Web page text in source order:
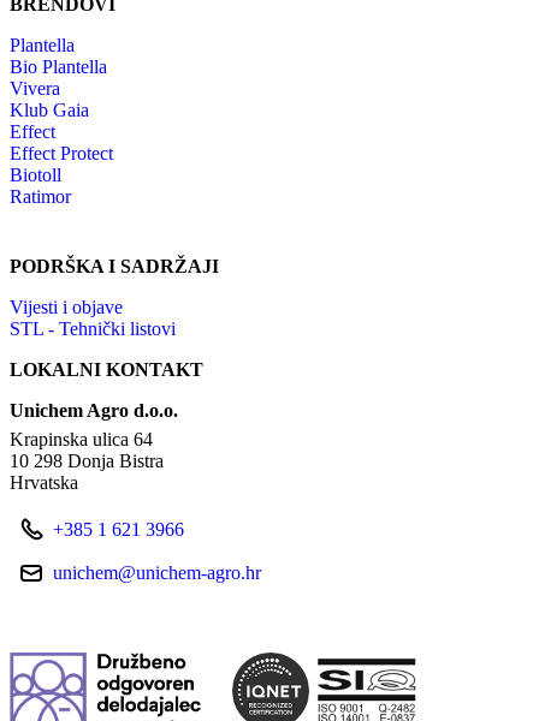
BRENDOVI
Plantella
Bio Plantella
Vivera
Klub Gaia
Effect
Effect Protect
Biotoll
Ratimor
PODRŠKA I SADRŽAJI
Vijesti i objave
STL - Tehnički listovi
LOKALNI KONTAKT
Unichem Agro d.o.o.
Krapinska ulica 64
10 298 Donja Bistra
Hrvatska
+385 1 621 3966
unichem@unichem-agro.hr